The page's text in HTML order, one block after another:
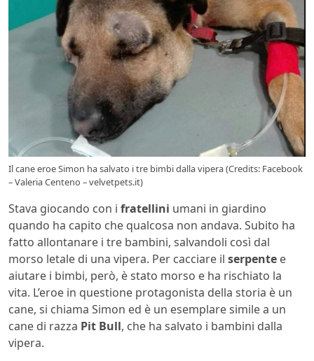
Il cane eroe Simon ha salvato i tre bimbi dalla vipera (Credits: Facebook
– Valeria Centeno – velvetpets.it)
Stava giocando con i fratellini umani in giardino
quando ha capito che qualcosa non andava. Subito ha
fatto allontanare i tre bambini, salvandoli così dal
morso letale di una vipera. Per cacciare il serpente e
aiutare i bimbi, però, è stato morso e ha rischiato la
vita. L’eroe in questione protagonista della storia è un
cane, si chiama Simon ed è un esemplare simile a un
cane di razza Pit Bull, che ha salvato i bambini dalla
vipera.